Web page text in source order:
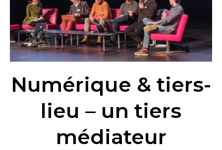
Numérique & tiers-
lieu – un tiers
médiateur
médiateur